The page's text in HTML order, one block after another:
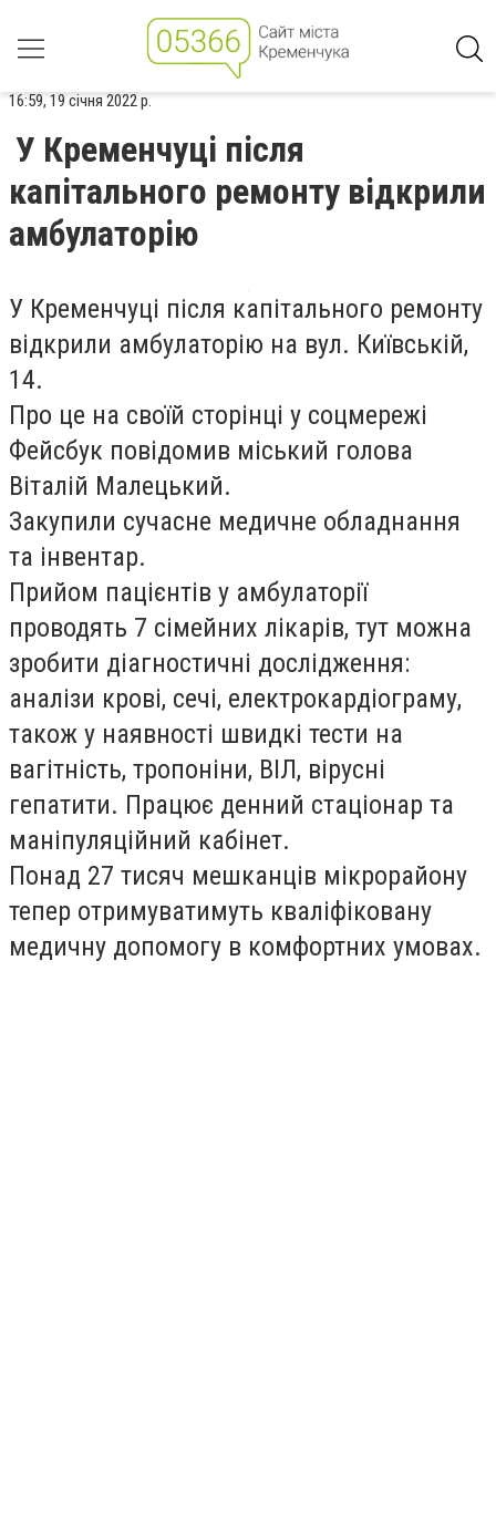
16:59, 19 січня 2022 р.
У Кременчуці після
капітального ремонту відкрили
амбулаторію
У Кременчуці після капітального ремонту
відкрили амбулаторію на вул. Київській,
14.
Про це на своїй сторінці у соцмережі
Фейсбук повідомив міський голова
Віталій Малецький.
Закупили сучасне медичне обладнання
та інвентар.
Прийом пацієнтів у амбулаторії
проводять 7 сімейних лікарів, тут можна
зробити діагностичні дослідження:
аналізи крові, сечі, електрокардіограму,
також у наявності швидкі тести на
вагітність, тропоніни, ВІЛ, вірусні
гепатити. Працює денний стаціонар та
маніпуляційний кабінет.
Понад 27 тисяч мешканців мікрорайону
тепер отримуватимуть кваліфіковану
медичну допомогу в комфортних умовах.